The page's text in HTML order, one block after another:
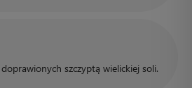
szczyptą wielickiej soli.